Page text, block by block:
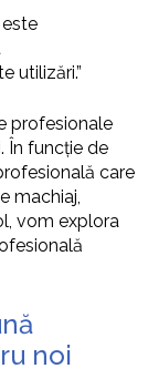
utilizări.”
profesionale
În funcție de
care
machiaj,
vom explora
noi